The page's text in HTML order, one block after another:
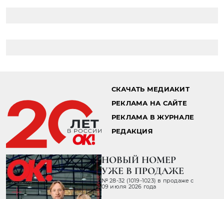
СКАЧАТЬ МЕДИАКИТ
РЕКЛАМА НА САЙТЕ
РЕКЛАМА В ЖУРНАЛЕ
РЕДАКЦИЯ
НОВЫЙ НОМЕР
УЖЕ В ПРОДАЖЕ
№ 28-32 (1019-1023) в продаже с
09 июля 2026 года